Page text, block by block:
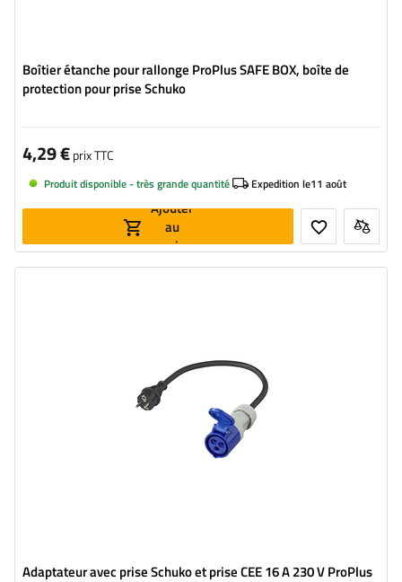
Boîtier étanche pour rallonge ProPlus SAFE BOX, boîte de
protection pour prise Schuko
4,29 €prix TTC
Produit disponible - très grande quantité Expedition le11 août
Ajouter
au
panier
Adaptateur avec prise Schuko et prise CEE 16 A 230 V ProPlus